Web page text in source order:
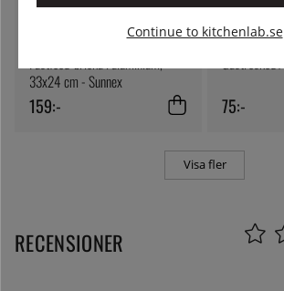
33x24 cm - Sunnex
159:- 75:-
Visa fler
RECENSIONER
Continue to kitchenlab.se